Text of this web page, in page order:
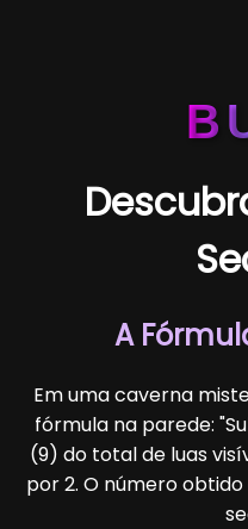
A
Em uma caverna
fórmula na parede:
(9) do total de luas
por 2. O número